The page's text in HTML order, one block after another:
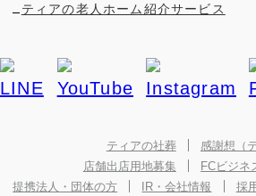
ティアの老人ホーム紹介サービス
ティアの社葬
感謝想（
店舗出店用地募集
FCビジネ
提携法人・団体の方
IR・会社情報 採